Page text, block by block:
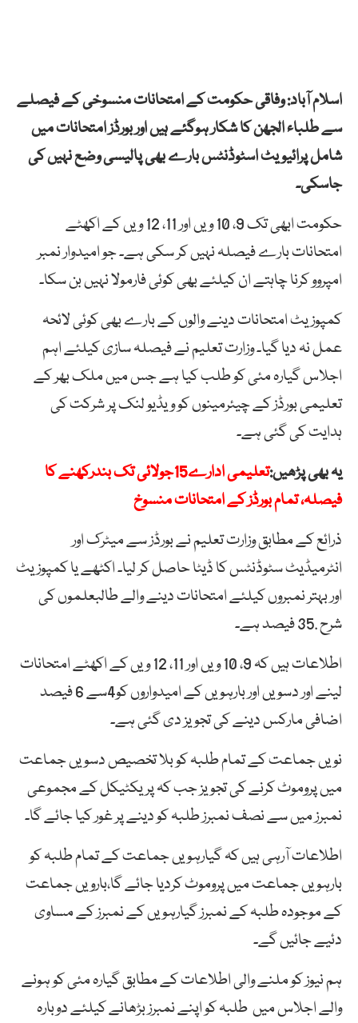
اسلام آباد: وفاقی حکومت کے امتحانات منسوخی کے فیصلے
سے طلباء الجھن کا شکار ہوگئے ہیں اور بورڈز امتحانات میں
شامل پرائیویٹ اسٹوڈنٹس بارے بھی پالیسی وضع نہیں کی
جاسکی۔
حکومت ابھی تک 9، 10 ویں اور 11، 12 ویں کے اکھٹے
امتحانات بارے فیصلہ نہیں کر سکی ہے۔ جو امیدوار نمبر
امپروو کرنا چاہتے ان کیلئے بھی کوئی فارمولا نہیں بن سکا۔
کمپوزیٹ امتحانات دینے والوں کے بارے بھی کوئی لائحہ
عمل نہ دیا گیا۔ وزارت تعلیم نے فیصلہ سازی کیلئے اہم
اجلاس گیارہ مئی کو طلب کیا ہے جس میں ملک بھر کے
تعلیمی بورڈز کے چیئرمینوں کو ویڈیو لنک پر شرکت کی
ہدایت کی گئی ہے۔
یہ بھی پڑھیں:
تعلیمی ادارے15جولائی تک بندرکھنے کا
فیصلہ، تمام بورڈز کے امتحانات منسوخ
ذرائع کے مطابق وزارت تعلیم نے بورڈز سے میٹرک اور
انٹرمیڈیٹ سٹوڈنٹس کا ڈیٹا حاصل کر لیا۔ اکٹھے یا کمپوزیٹ
اور بہتر نمبروں کیلئے امتحانات دینے والے طالبعلموں کی
شرح .35 فیصد ہے۔
اطلاعات ہیں کہ 9، 10 ویں اور 11، 12 ویں کے اکھٹے امتحانات
لینے اور دسویں اور بارہویں کے امیدواروں کو4سے 6 فیصد
اضافی مارکس دینے کی تجویز دی گئی ہے۔
نویں جماعت کے تمام طلبہ کو بلا تخصیص دسویں جماعت
میں پروموٹ کرنے کی تجویز جب کہ پریکٹیکل کے مجموعی
نمبرز میں سے نصف نمبرز طلبہ کو دینے پر غور کیا جائے گا۔
اطلاعات آرہی ہیں کہ گیارہویں جماعت کے تمام طلبہ کو
بارہویں جماعت میں پروموٹ کردیا جائے گا،بارویں جماعت
کے موجودہ طلبہ کے نمبرز گیارہویں کے نمبرز کے مساوی
دئیے جائیں گے۔
ہم نیوز کو ملنے والی اطلاعات کے مطابق گیارہ مئی کو ہونے
والے اجلاس میں طلبہ کو اپنے نمبرز بڑھانے کیلئے دوبارہ